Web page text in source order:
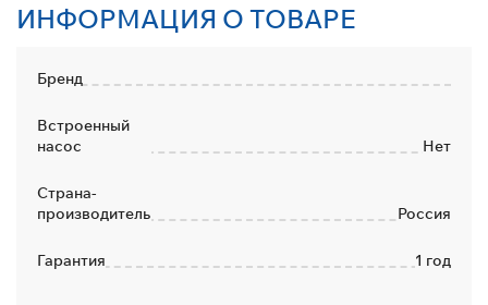
ИНФОРМАЦИЯ О ТОВАРЕ
Бренд
Встроенный
насос
Нет
Страна-
производитель
Россия
Гарантия 1 год